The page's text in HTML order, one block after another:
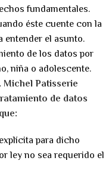
fundamentales.
éste cuente con la
entender el asunto.
de los datos por
niña o adolescente.
Michel Patisserie
de datos
para dicho
ley no sea requerido el